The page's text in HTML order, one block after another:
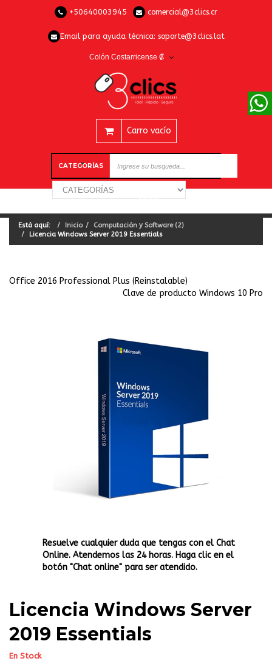
+50640003945 comercial@3clics.cr
Email para ayuda técnica: soporte@3clics.lat
Colón Costarricense ₡
Carro vacío
CATEGORÍAS
Está aquí: Inicio
Computación y Software (2)
Licencia Windows Server 2019 Essentials
Office 2016 Professional Plus (Reinstalable)
Clave de producto Windows 10 Pro
Resuelve cualquier duda que tengas con el Chat
Online. Atendemos las 24 horas. Haga clic en el
botón "Chat online" para ser atendido.
Licencia Windows Server
2019 Essentials
En Stock